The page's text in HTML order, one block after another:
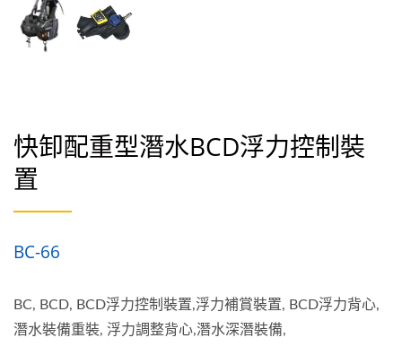
快卸配重型潛水BCD浮力控制裝
置
BC-66
BC, BCD, BCD浮力控制裝置,浮力補賞裝置, BCD浮力背心,
潛水裝備重裝, 浮力調整背心,潛水深潛裝備,